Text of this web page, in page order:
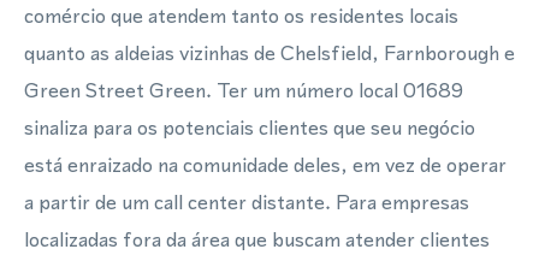
comércio que atendem tanto os residentes locais
quanto as aldeias vizinhas de Chelsfield, Farnborough e
Green Street Green. Ter um número local 01689
sinaliza para os potenciais clientes que seu negócio
está enraizado na comunidade deles, em vez de operar
a partir de um call center distante. Para empresas
localizadas fora da área que buscam atender clientes